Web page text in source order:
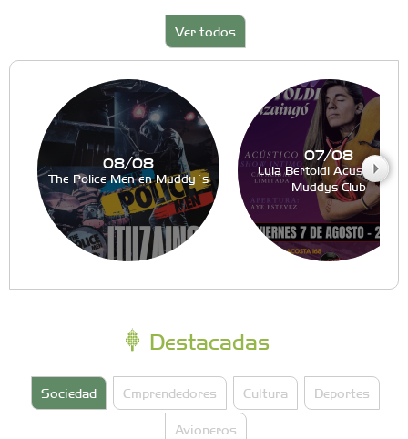
Ver todos
08/08
The Police Men en Muddy´s
07/08
Lula Bertoldi Acustico en
Muddys Club
Destacadas
Sociedad Emprendedores Cultura Deportes
Avioneros